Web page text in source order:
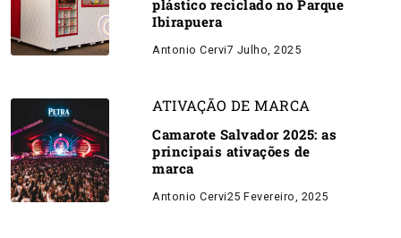
plástico reciclado no Parque
Ibirapuera
Antonio Cervi7 Julho, 2025
ATIVAÇÃO DE MARCA
Camarote Salvador 2025: as
principais ativações de
marca
Antonio Cervi25 Fevereiro, 2025